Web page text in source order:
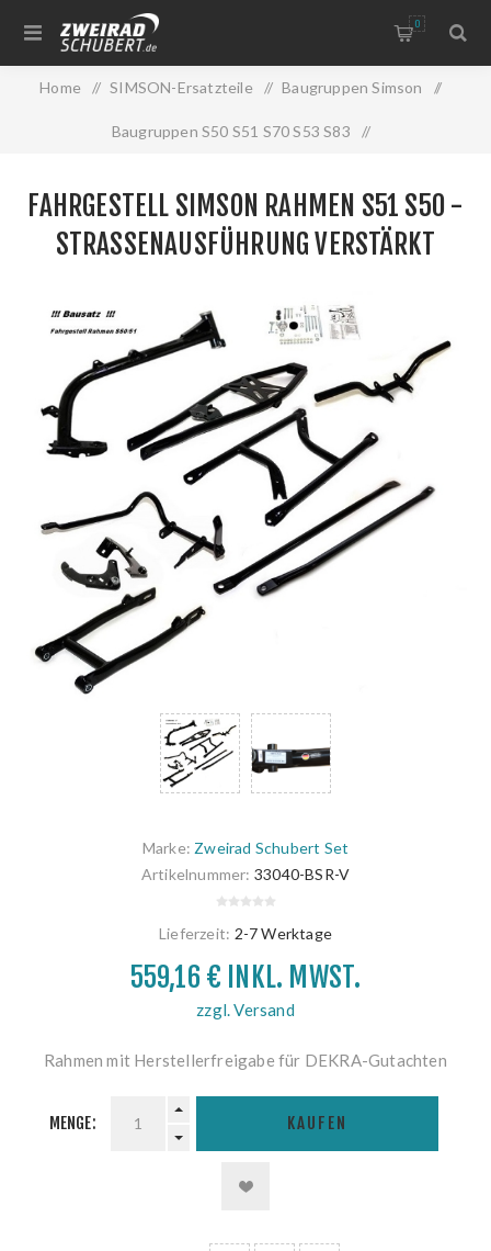
0
Home / SIMSON-Ersatzteile / Baugruppen Simson /
Baugruppen S50 S51 S70 S53 S83 /
verstärkt
FAHRGESTELL SIMSON RAHMEN S51 S50 -
STRASSENAUSFÜHRUNG VERSTÄRKT
Marke: Zweirad Schubert Set
Artikelnummer: 33040-BSR-V
Lieferzeit: 2-7 Werktage
559,16 € INKL. MWST.
zzgl. Versand
Rahmen mit Herstellerfreigabe für DEKRA-Gutachten
MENGE: KAUFEN